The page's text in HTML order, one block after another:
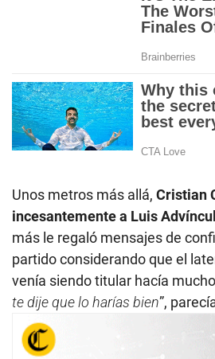
Unos metros más allá, Cristian
incesantemente a Luis
más le regaló mensajes de
partido considerando que el
venía siendo titular hacía
te dije que lo harías bien”,